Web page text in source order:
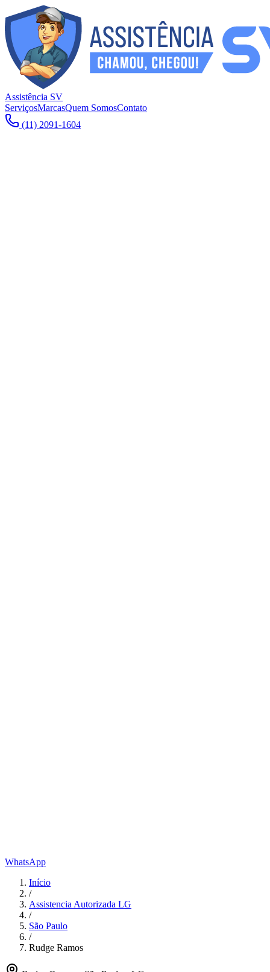
Assistência SV
ServiçosMarcasQuem SomosContato
(11) 2091-1604
WhatsApp
Início
/
Assistencia Autorizada LG
/
São Paulo
/
Rudge Ramos